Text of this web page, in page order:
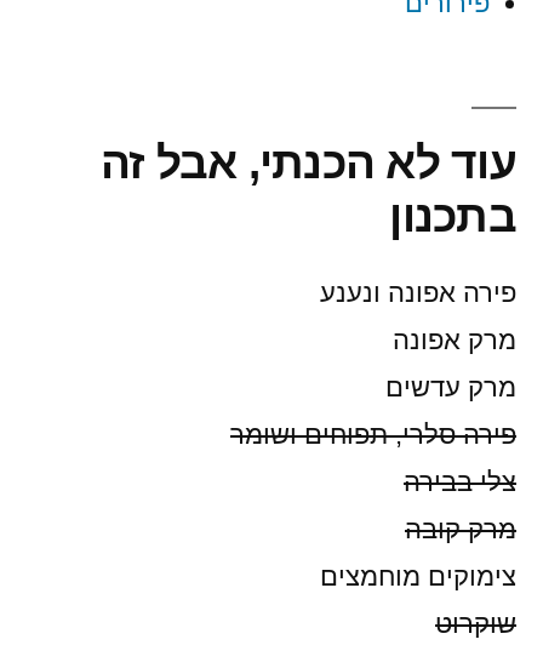
עוד לא הכנתי, אבל זה
בתכנון
פירה אפונה ונענע
מרק אפונה
מרק עדשים
פירה סלרי, תפוחים ושומר
צלי בבירה
מרק קובה
צימוקים מוחמצים
שוקרוט